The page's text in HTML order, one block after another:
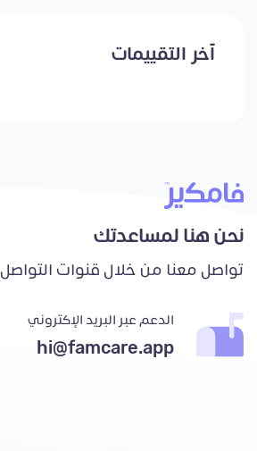
آخر التقييمات
نحن هنا لمساعدتك
تواصل معنا من خلال قنوات التواصل
الدعم عبر البريد الإكتروني
hi@famcare.app